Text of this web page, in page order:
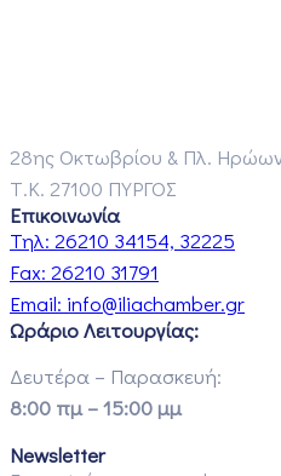
28ης Οκτωβρίου & Πλ.
Τ.Κ. 27100 ΠΥΡΓΟΣ
Επικοινωνία
Τηλ: 26210 34154, 32225
Fax: 26210 31791
Email: info@iliachamber.gr
Ωράριο Λειτουργίας:
Δευτέρα – Παρασκευή:
8:00 πμ – 15:00 μμ
Newsletter